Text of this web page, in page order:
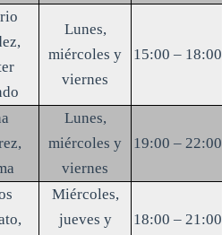
Lunes,
miércoles y
viernes
15:00 – 18:00
Lunes,
miércoles y
viernes
19:00 – 22:00
Miércoles,
jueves y
18:00 – 21:00